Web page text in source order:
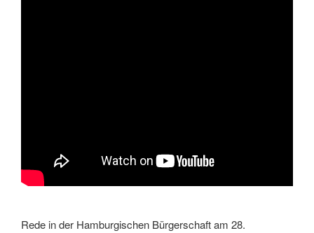
Rede in der Hamburgischen Bürgerschaft am 28.